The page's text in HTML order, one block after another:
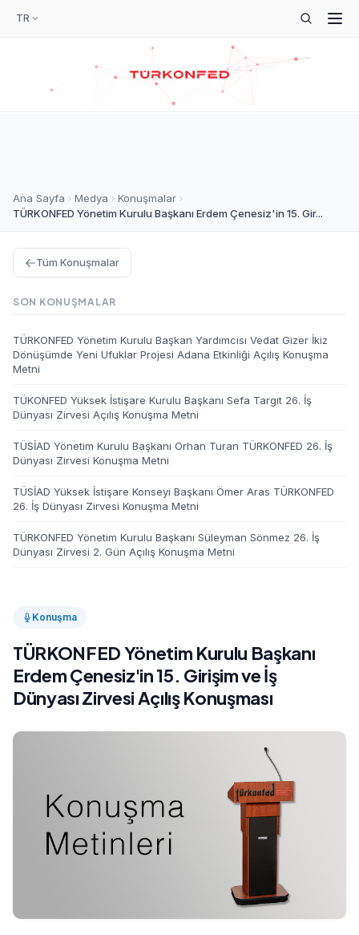
TR
Ana Sayfa Medya
Konuşmalar
TÜRKONFED Yönetim Kurulu Başkanı Erdem Çenesiz'in 15. Gir...
Konuşma
TÜRKONFED Yönetim Kurulu Başkanı
Erdem Çenesiz'in 15. Girişim ve İş
Dünyası Zirvesi Açılış Konuşması
Tüm Konuşmalar
SON KONUŞMALAR
TÜRKONFED Yönetim Kurulu Başkan Yardımcısı Vedat Gizer İkiz
Dönüşümde Yeni Ufuklar Projesi Adana Etkinliği Açılış Konuşma
Metni
TÜKONFED Yüksek İstişare Kurulu Başkanı Sefa Targıt 26. İş
Dünyası Zirvesi Açılış Konuşma Metni
TÜSİAD Yönetim Kurulu Başkanı Orhan Turan TÜRKONFED 26. İş
Dünyası Zirvesi Konuşma Metni
TÜSİAD Yüksek İstişare Konseyi Başkanı Ömer Aras TÜRKONFED
26. İş Dünyası Zirvesi Konuşma Metni
TÜRKONFED Yönetim Kurulu Başkanı Süleyman Sönmez 26. İş
Dünyası Zirvesi 2. Gün Açılış Konuşma Metni